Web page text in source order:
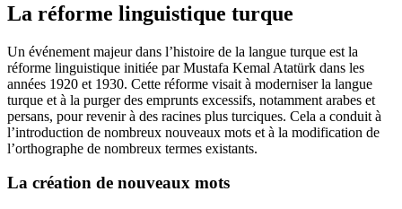
La réforme linguistique turque
Un événement majeur dans l’histoire de la langue turque est la
réforme linguistique initiée par Mustafa Kemal Atatürk dans les
années 1920 et 1930. Cette réforme visait à moderniser la langue
turque et à la purger des emprunts excessifs, notamment arabes et
persans, pour revenir à des racines plus turciques. Cela a conduit à
l’introduction de nombreux nouveaux mots et à la modification de
l’orthographe de nombreux termes existants.
La création de nouveaux mots